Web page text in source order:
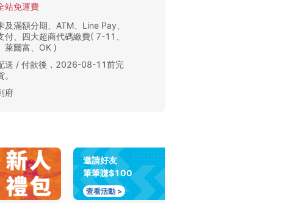
站免運費
及滿額分期、ATM、Line Pay、
付、四大超商代碼繳費( 7-11、
萊爾富、OK )
送 / 付款後，2026-08-11前完
府
邀請好友
筆筆賺$100
查看活動 >